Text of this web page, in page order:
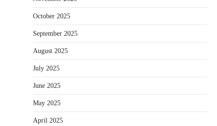
October 2025
September 2025
August 2025
July 2025
June 2025
May 2025
April 2025